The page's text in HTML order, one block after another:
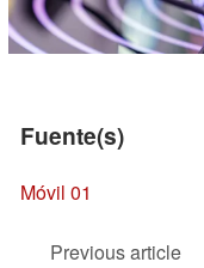
Fuente(s)
Móvil 01
Previous article